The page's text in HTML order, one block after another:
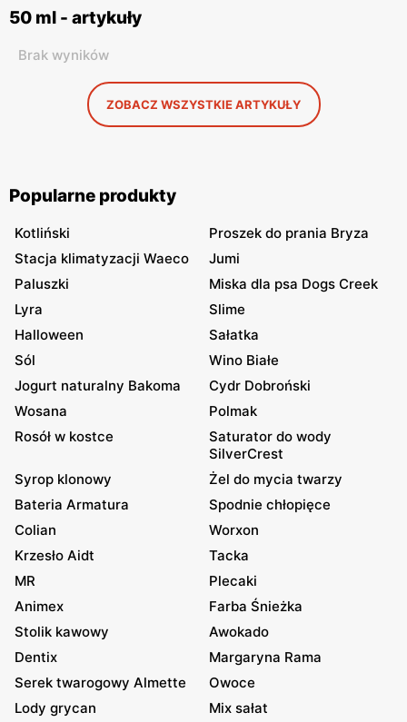
50 ml - artykuły
Brak wyników
ZOBACZ WSZYSTKIE ARTYKUŁY
Popularne produkty
Kotliński
Proszek do prania Bryza
Stacja klimatyzacji Waeco
Jumi
Paluszki
Miska dla psa Dogs Creek
Lyra
Slime
Halloween
Sałatka
Sól
Wino Białe
Jogurt naturalny Bakoma
Cydr Dobroński
Wosana
Polmak
Rosół w kostce
Saturator do wody
SilverCrest
Syrop klonowy
Żel do mycia twarzy
Bateria Armatura
Spodnie chłopięce
Colian
Worxon
Krzesło Aidt
Tacka
MR
Plecaki
Animex
Farba Śnieżka
Stolik kawowy
Awokado
Dentix
Margaryna Rama
Serek twarogowy Almette
Owoce
Lody grycan
Mix sałat